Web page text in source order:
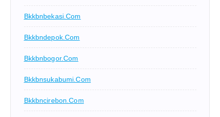
Bkkbnbekasi.com
Bkkbndepok.com
Bkkbnbogor.com
Bkkbnsukabumi.com
Bkkbncirebon.com